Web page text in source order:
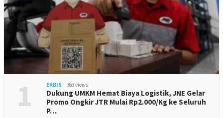
1 EKBIS 363 views
Dukung UMKM Hemat Biaya Logistik, JNE Gelar
Promo Ongkir JTR Mulai Rp2.000/Kg ke Seluruh
P…